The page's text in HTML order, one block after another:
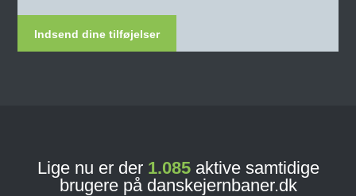
Indsend dine tilføjelser
Lige nu er der 1.085aktive samtidige
brugere på danskejernbaner.dk